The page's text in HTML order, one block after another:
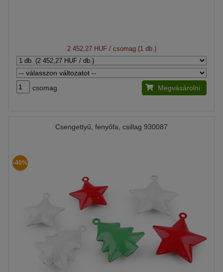
2 452,27 HUF/ csomag (1 db.)
csomag Megvásárolni
Csengettyű, fenyőfa, csillag 930087
-40%